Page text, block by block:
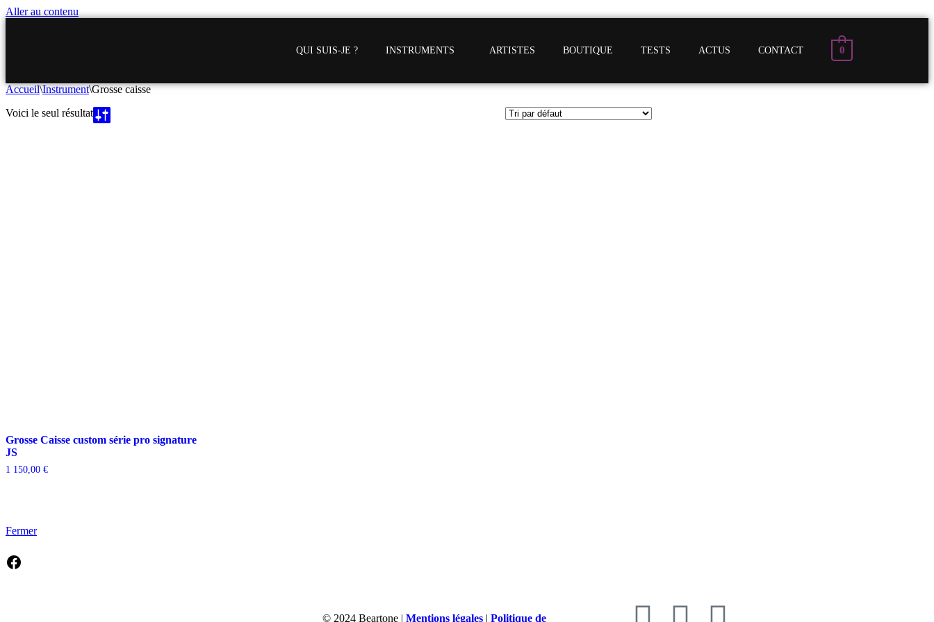
Aller au contenu
QUI SUIS-JE ? INSTRUMENTS ARTISTES BOUTIQUE TESTS ACTUS CONTACT 0
Accueil\Instrument\Grosse caisse
Voici le seul résultat
Grosse Caisse custom série pro signature
JS
1 150,00 €
Fermer
© 2024 Beartone | Mentions légales| Politique de